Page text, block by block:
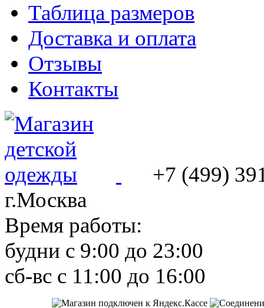
Таблица размеров
Доставка и оплата
Отзывы
Контакты
+7 (499)
г.Москва
Время работы:
будни с 9:00 до 23:00
сб-вс с 11:00 до 16:00